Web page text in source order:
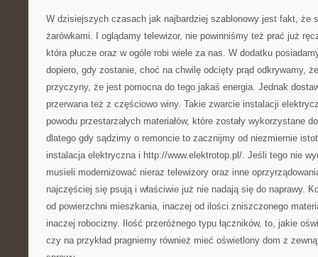
W dzisiejszych czasach jak najbardziej szablonowy jest fakt, że
żarówkami. I oglądamy telewizor, nie powinniśmy też prać już
która płucze oraz w ogóle robi wiele za nas. W dodatku
dopiero, gdy zostanie, choć na chwilę odcięty prąd odkrywamy,
przyczyny, że jest pomocna do tego jakaś energia. Jednak
przerwana też z częściowo winy. Takie zwarcie instalacji
powodu przestarzałych materiałów, które zostały wykorzystane
dlatego gdy sądzimy o remoncie to zacznijmy od niezmiernie
instalacja elektryczna i http://www.elektrotop.pl/. Jeśli tego nie
musieli modernizować nieraz telewizory oraz inne
najczęściej się psują i właściwie już nie nadają się do naprawy.
od powierzchni mieszkania, inaczej od ilości zniszczonego
inaczej robocizny. Ilość przeróżnego typu łączników, to, jakie
czy na przykład pragniemy również mieć oświetlony dom z